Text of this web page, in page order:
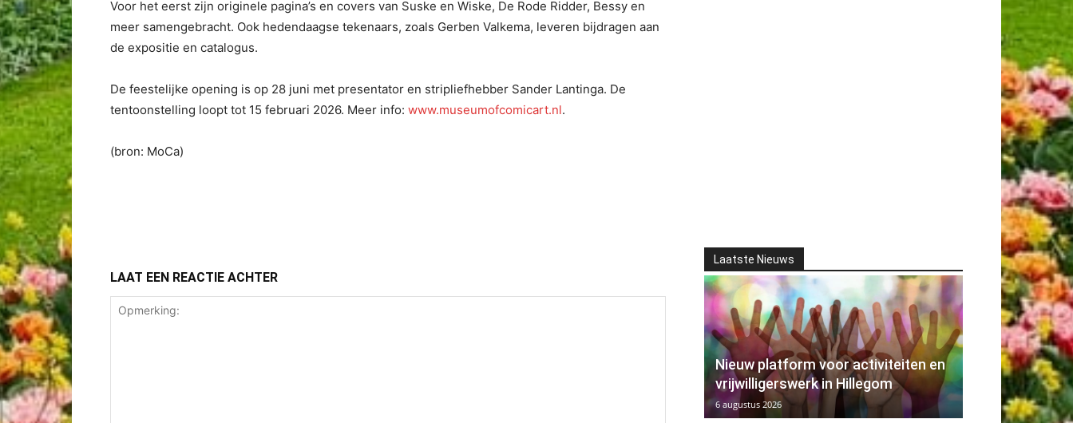
Voor het eerst zijn originele pagina’s en covers van Suske en Wiske, De Rode Ridder, Bessy en
meer samengebracht. Ook hedendaagse tekenaars, zoals Gerben Valkema, leveren bijdragen aan
de expositie en catalogus.
De feestelijke opening is op 28 juni met presentator en stripliefhebber Sander Lantinga. De
tentoonstelling loopt tot 15 februari 2026. Meer info: www.museumofcomicart.nl.
(bron: MoCa)
LAAT EEN REACTIE ACHTER
Laatste Nieuws
Nieuw platform voor activiteiten en
vrijwilligerswerk in Hillegom
6 augustus 2026